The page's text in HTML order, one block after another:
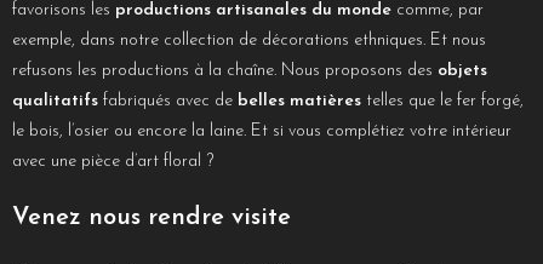
favorisons les productions artisanales du monde comme, par
exemple, dans notre collection de décorations ethniques. Et nous
refusons les productions à la chaîne. Nous proposons des objets
qualitatifs fabriqués avec de belles matières telles que le fer forgé,
le bois, l’osier ou encore la laine. Et si vous complétiez votre intérieur
avec une pièce d’art floral ?
Venez nous rendre visite